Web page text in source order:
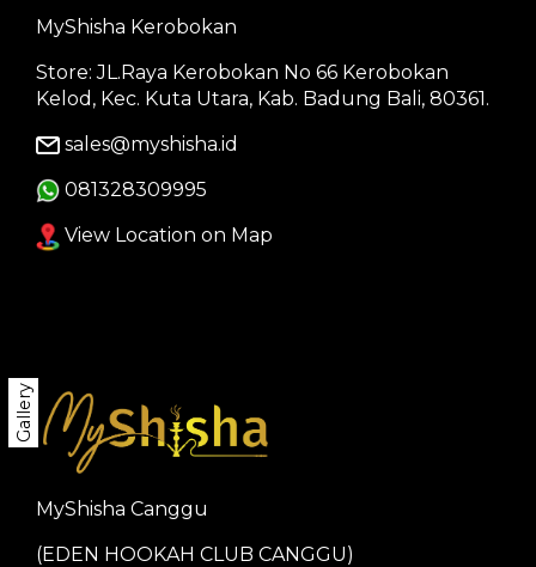
Gallery
MyShisha Kerobokan
Store: JL.Raya Kerobokan No 66 Kerobokan
Kelod, Kec. Kuta Utara, Kab. Badung Bali, 80361.
sales@myshisha.id
081328309995
View Location on Map
MyShisha Canggu
(EDEN HOOKAH CLUB CANGGU)